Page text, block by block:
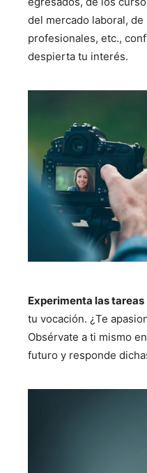
del mercado laboral,
profesionales, etc.,
despierta tu interés.
Experimenta las tareas
tu vocación. ¿Te
Obsérvate a ti mismo
futuro y responde